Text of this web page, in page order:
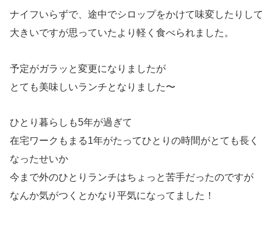
ナイフいらずで、途中でシロップをかけて味変したりして
大きいですが思っていたより軽く食べられました。
予定がガラッと変更になりましたが
とても美味しいランチとなりました〜
ひとり暮らしも5年が過ぎて
在宅ワークもまる1年がたってひとりの時間がとても長く
なったせいか
今まで外のひとりランチはちょっと苦手だったのですが
なんか気がつくとかなり平気になってました！